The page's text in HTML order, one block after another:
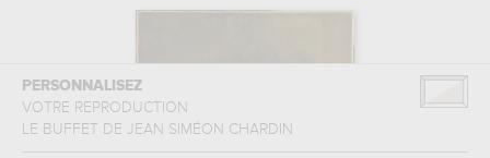
PERSONNALISEZ
VOTRE REPRODUCTION
LE BUFFET
DE JEAN SIMÉON CHARDIN